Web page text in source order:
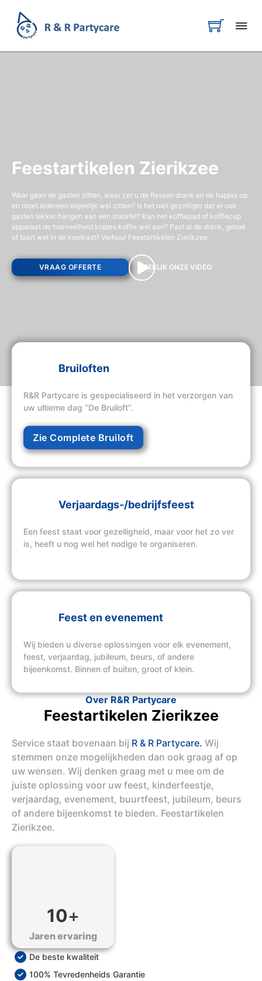
Feestartikelen Zierikzee
Waar gaan de gasten zitten, waar zet u de flessen drank en de hapjes op
en moet iedereen eigenlijk wel zitten? Is het niet gezelliger dat er ook
gasten lekker hangen aan een statafel? Kan het koffiepad of koffiecup
apparaat de hoeveelheid kopjes koffie wel aan? Past al de drank, gebak
of taart wel in de koelkast? Verhuur Feestartikelen Zierikzee.
VRAAG OFFERTE BEKIJK ONZE VIDEO
Bruiloften
R&R Partycare is gespecialiseerd in het verzorgen van
uw ultieme dag “De Bruiloft”.
Zie Complete Bruiloft
Verjaardags-/bedrijfsfeest
Een feest staat voor gezelligheid, maar voor het zo ver
is, heeft u nog wel het nodige te organiseren.
Feest en evenement
Wij bieden u diverse oplossingen voor elk evenement,
feest, verjaardag, jubileum, beurs, of andere
bijeenkomst. Binnen of buiten, groot of klein.
Over R&R Partycare
Feestartikelen Zierikzee
Service staat bovenaan bij R & R Partycare. Wij
stemmen onze mogelijkheden dan ook graag af op
uw wensen. Wij denken graag met u mee om de
juiste oplossing voor uw feest, kinderfeestje,
verjaardag, evenement, buurtfeest, jubileum, beurs
of andere bijeenkomst te bieden. Feestartikelen
Zierikzee.
10+
Jaren ervaring
De beste kwaliteit
100% Tevredenheids Garantie